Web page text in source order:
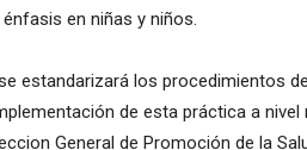
en niñas y niños.
estandarizará los procedimientos
de esta práctica a nivel
General de Promoción de la